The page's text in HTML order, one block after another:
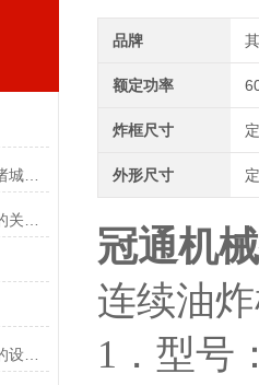
酱菜加工设备生产厂家怎么选？诸城冠通机械为您支招
干货分享：酱腌菜全套生产设备的设计要求
品牌
额定功率
炸框尺寸
外形尺寸
冠通机
连续油
1．型号